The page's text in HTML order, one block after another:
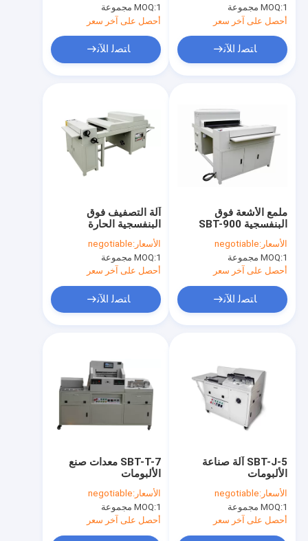
MOQ:1 مجموعة
أحصل على آخر سعر
ﺎﺘﺼﻟ ﺍﻶﻧ
MOQ:1 مجموعة
أحصل على آخر سعر
ﺎﺘﺼﻟ ﺍﻶﻧ
آلة التصفيف فوق
البنفسجية الحارة
الأسعار:negotiable
MOQ:1 مجموعة
أحصل على آخر سعر
ﺎﺘﺼﻟ ﺍﻶﻧ
ملمع الأشعة فوق
البنفسجية SBT-900
الأسعار:negotiable
MOQ:1 مجموعة
أحصل على آخر سعر
ﺎﺘﺼﻟ ﺍﻶﻧ
SBT-T-7 معدات صنع
الألبومات
الأسعار:negotiable
MOQ:1 مجموعة
أحصل على آخر سعر
SBT-J-5 آلة صناعة
الألبومات
الأسعار:negotiable
MOQ:1 مجموعة
أحصل على آخر سعر